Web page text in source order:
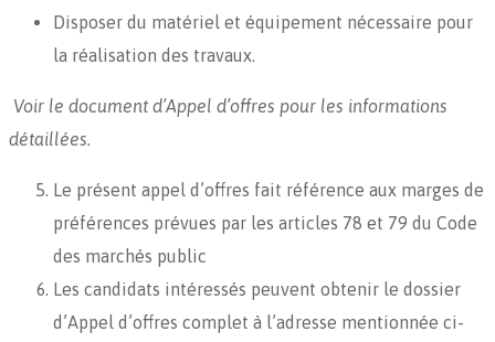
Disposer du matériel et équipement nécessaire pour
la réalisation des travaux.
Voir le document d’Appel d’offres pour les informations
détaillées.
Le présent appel d’offres fait référence aux marges de
préférences prévues par les articles 78 et 79 du Code
des marchés public
Les candidats intéressés peuvent obtenir le dossier
d’Appel d’offres complet à l’adresse mentionnée ci-